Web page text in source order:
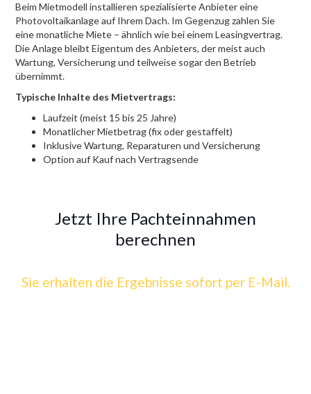
Beim Mietmodell installieren spezialisierte Anbieter eine
Photovoltaikanlage auf Ihrem Dach. Im Gegenzug zahlen Sie
eine monatliche Miete – ähnlich wie bei einem Leasingvertrag.
Die Anlage bleibt Eigentum des Anbieters, der meist auch
Wartung, Versicherung und teilweise sogar den Betrieb
übernimmt.
Typische Inhalte des Mietvertrags:
Laufzeit (meist 15 bis 25 Jahre)
Monatlicher Mietbetrag (fix oder gestaffelt)
Inklusive Wartung, Reparaturen und Versicherung
Option auf Kauf nach Vertragsende
Jetzt Ihre Pachteinnahmen
berechnen
Sie erhalten die Ergebnisse sofort per E-Mail.